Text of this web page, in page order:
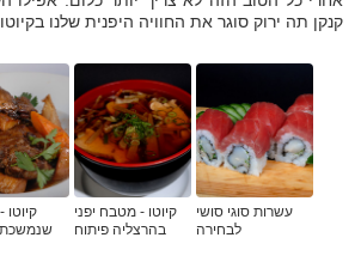
קנקן תה ירוק סוגר את החוויה היפנית שלנו בקיוטו.
עשרות סוגי סושי
לבחירה
קיוטו - מטבח יפני
בהרצליה פיתוח